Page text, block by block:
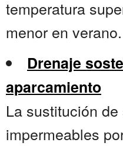
temperatura
menor en
Drenaje
aparcamiento
La sustitución
impermeables